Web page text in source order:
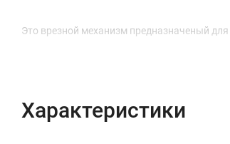
Это врезной механизм предназначеный
Характеристики